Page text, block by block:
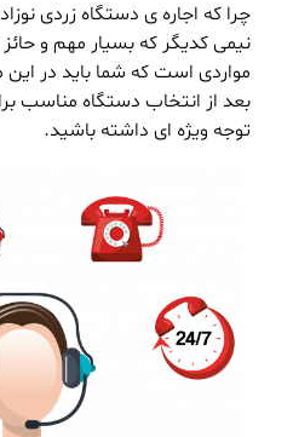
چرا که اجاره ی دستگاه زردی
نیمی کدیگر که بسیار مهم و
مواردی است که شما باید در
بعد از انتخاب دستگاه مناسب
توجه ویژه ای داشته باشید.